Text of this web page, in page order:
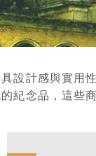
設計感與實用
紀念品，這些